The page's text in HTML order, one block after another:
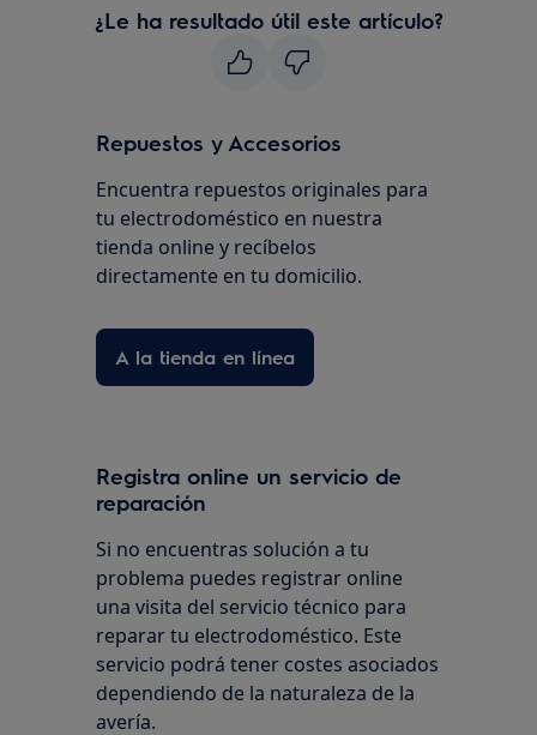
¿Le ha resultado útil este artículo?
Repuestos y Accesorios
Encuentra repuestos originales para
tu electrodoméstico en nuestra
tienda online y recíbelos
directamente en tu domicilio.
A la tienda en línea
Registra online un servicio de
reparación
Si no encuentras solución a tu
problema puedes registrar online
una visita del servicio técnico para
reparar tu electrodoméstico. Este
servicio podrá tener costes asociados
dependiendo de la naturaleza de la
avería.